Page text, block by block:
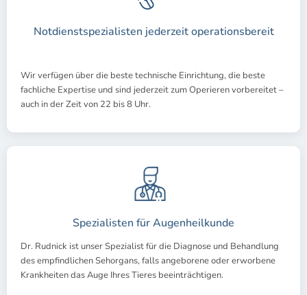
Notdienstspezialisten jederzeit operationsbereit
Wir verfügen über die beste technische Einrichtung, die beste
fachliche Expertise und sind jederzeit zum Operieren vorbereitet –
auch in der Zeit von 22 bis 8 Uhr.
Spezialisten für Augenheilkunde
Dr. Rudnick ist unser Spezialist für die Diagnose und Behandlung
des empfindlichen Sehorgans, falls angeborene oder erworbene
Krankheiten das Auge Ihres Tieres beeinträchtigen.